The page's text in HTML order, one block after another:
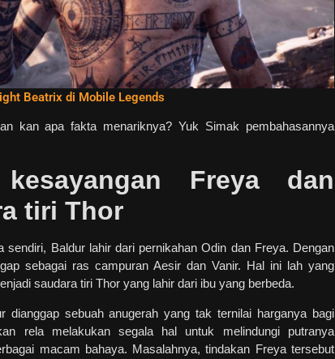
Beatrix di Mobile Legends
kan apa fakta menariknya? Yuk Simak pembahasannya
Freya dan
tiri Thor
sendiri, Baldur lahir dari pernikahan Odin dan Freya. Dengan
sebagai ras campuran Aesir dan Vanir. Hal ini lah yang
saudara tiri Thor yang lahir dari ibu yang berbeda.
dianggap sebuah anugerah yang tak ternilai harganya bagi
rela melakukan segala hal untuk melindungi putranya
macam bahaya. Masalahnya, tindakan Freya tersebut